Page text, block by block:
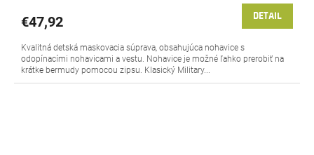
€47,92 DETAIL
Kvalitná detská maskovacia súprava, obsahujúca nohavice s
odopínacími nohavicami a vestu. Nohavice je možné ľahko prerobiť na
krátke bermudy pomocou zipsu. Klasický Military...